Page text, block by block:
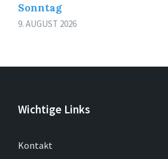
Sonntag
9. AUGUST 2026
Wichtige Links
Kontakt